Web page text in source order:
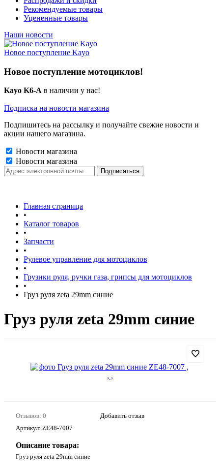
Рекомендуемые товары
Уцененные товары
Наши новости
Новое поступление Kayo
Новое поступление мотоциклов!
Kayo K6-A в наличии у нас!
Подписка на новости магазина
Подпишитесь на рассылку и получайте свежие новости и
акции нашего магазина.
Новости магазина
Новости магазина
Главная страница
•
Каталог товаров
•
Запчасти
•
Рулевое управление для мотоциклов
•
Грузики руля, ручки газа, грипсы для мотоциклов
•
Груз руля zeta 29mm синие
Груз руля zeta 29mm синие
Отзывов: 0
Добавить отзыв
Артикул: ZE48-7007
Описание товара:
Груз руля zeta 29mm синие